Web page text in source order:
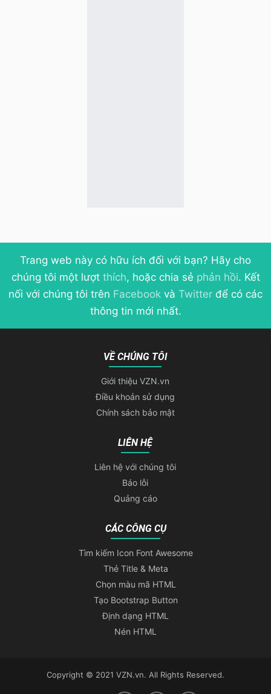
Trang web này có hữu ích đối với bạn? Hãy cho
chúng tôi một lượt thích, hoặc chia sẻ phản hồi. Kết
nối với chúng tôi trên Facebook và Twitter để có các
thông tin mới nhất.
VỀ CHÚNG TÔI
Giới thiệu VZN.vn
Điều khoản sử dụng
Chính sách bảo mật
LIÊN HỆ
Liên hệ với chúng tôi
Báo lỗi
Quảng cáo
CÁC CÔNG CỤ
Tìm kiếm Icon Font Awesome
Thẻ Title & Meta
Chọn màu mã HTML
Tạo Bootstrap Button
Định dạng HTML
Nén HTML
Copyright © 2021 VZN.vn. All Rights Reserved.